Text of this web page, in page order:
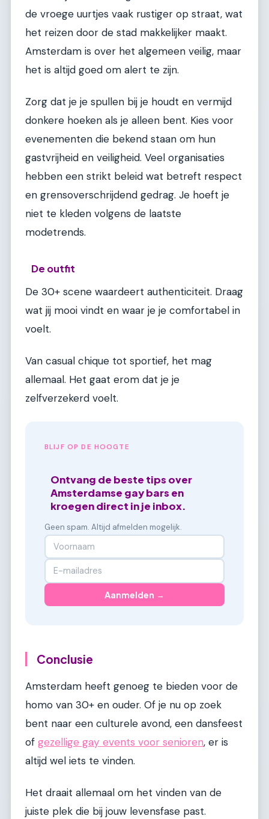
de vroege uurtjes vaak rustiger op straat, wat
het reizen door de stad makkelijker maakt.
Amsterdam is over het algemeen veilig, maar
het is altijd goed om alert te zijn.
Zorg dat je je spullen bij je houdt en vermijd
donkere hoeken als je alleen bent. Kies voor
evenementen die bekend staan om hun
gastvrijheid en veiligheid. Veel organisaties
hebben een strikt beleid wat betreft respect
en grensoverschrijdend gedrag. Je hoeft je
niet te kleden volgens de laatste
modetrends.
De outfit
De 30+ scene waardeert authenticiteit. Draag
wat jij mooi vindt en waar je je comfortabel in
voelt.
Van casual chique tot sportief, het mag
allemaal. Het gaat erom dat je je
zelfverzekerd voelt.
BLIJF OP DE HOOGTE
Ontvang de beste tips over
Amsterdamse gay bars en
kroegen direct in je inbox.
Geen spam. Altijd afmelden mogelijk.
Aanmelden →
Conclusie
Amsterdam heeft genoeg te bieden voor de
homo van 30+ en ouder. Of je nu op zoek
bent naar een culturele avond, een dansfeest
of gezellige gay events voor senioren, er is
altijd wel iets te vinden.
Het draait allemaal om het vinden van de
juiste plek die bij jouw levensfase past.